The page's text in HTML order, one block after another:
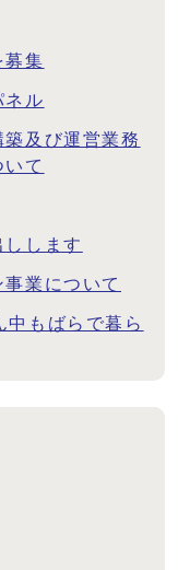
募集
ネル
及び運営業務
て
します
業について
もばらで暮ら